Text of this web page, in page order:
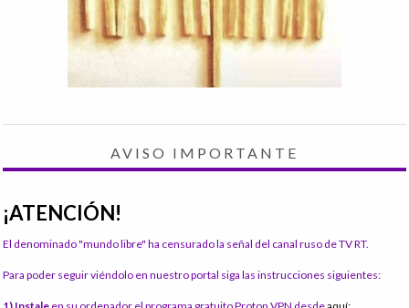
AVISO IMPORTANTE
¡ATENCIÓN!
El denominado "mundo libre" ha censurado la señal del canal ruso de TV RT.
Para poder seguir viéndolo en nuestro portal siga las instrucciones siguientes: